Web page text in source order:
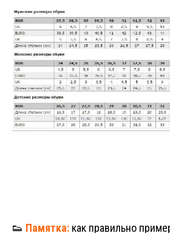
👟 Памятка: как правильно